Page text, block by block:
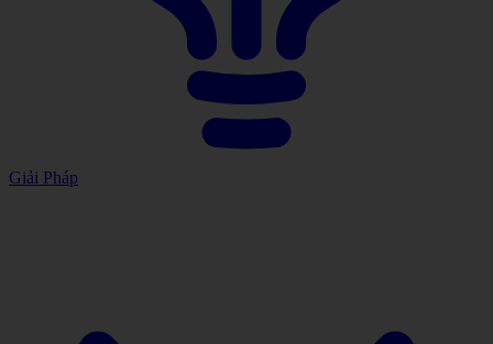
Giải Pháp